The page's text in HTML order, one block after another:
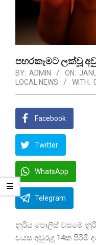
පහරකෑමට ලක්වූ
BY: ADMIN ON:
LOCAL NEWS
WITH:
Facebook
Twitter
WhatsApp
Telegram
නූරිය පොලිස් වසමේ
වයස අවුරුදු 14ක පිරිමි